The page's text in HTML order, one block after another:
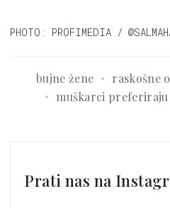
PHOTO: PROFIMEDIA /
bujne žene raskošne
muškarci preferiraju
Prati nas na